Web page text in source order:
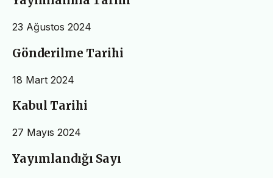
23 Ağustos 2024
Gönderilme Tarihi
18 Mart 2024
Kabul Tarihi
27 Mayıs 2024
Yayımlandığı Sayı